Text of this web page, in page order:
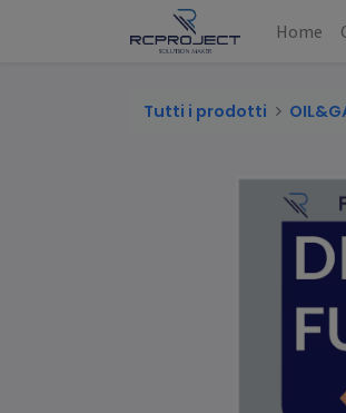
Home
Tutti i prodotti